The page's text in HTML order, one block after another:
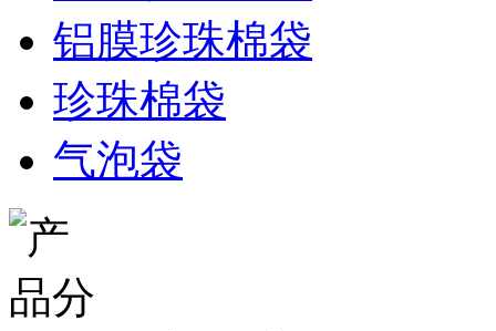
铝膜珍珠棉袋
珍珠棉袋
气泡袋